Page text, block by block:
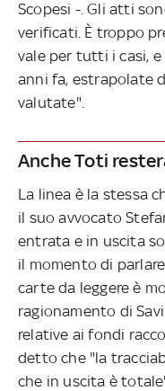
Scopesi -. Gli atti
verificati. È troppo
vale per tutti i casi,
anni fa, estrapolate
valutate".
Anche Toti
La linea è la stessa
il suo avvocato
entrata e in uscita
il momento di
carte da leggere è
ragionamento di
relative ai fondi
detto che "la
che in uscita è